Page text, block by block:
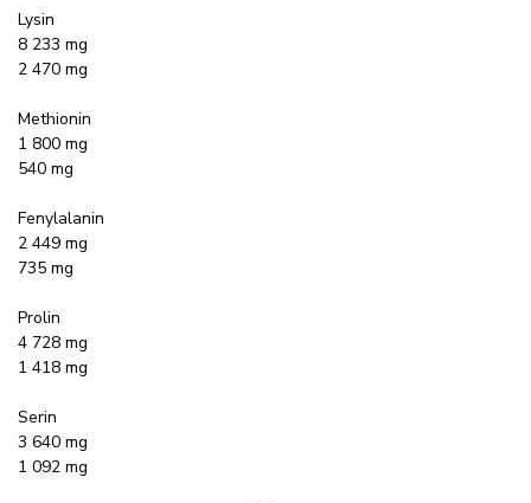
Lysin
8 233 mg
2 470 mg
Methionin
1 800 mg
540 mg
Fenylalanin
2 449 mg
735 mg
Prolin
4 728 mg
1 418 mg
Serin
3 640 mg
1 092 mg